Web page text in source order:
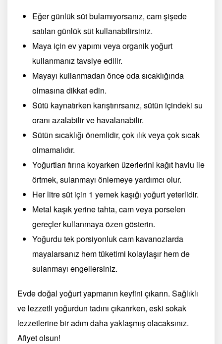
Eğer günlük süt bulamıyorsanız, cam şişede
satılan günlük süt kullanabilirsiniz.
Maya için ev yapımı veya organik yoğurt
kullanmanız tavsiye edilir.
Mayayı kullanmadan önce oda sıcaklığında
olmasına dikkat edin.
Sütü kaynatırken karıştırırsanız, sütün içindeki su
oranı azalabilir ve havalanabilir.
Sütün sıcaklığı önemlidir, çok ılık veya çok sıcak
olmamalıdır.
Yoğurtları fırına koyarken üzerlerini kağıt havlu ile
örtmek, sulanmayı önlemeye yardımcı olur.
Her litre süt için 1 yemek kaşığı yoğurt yeterlidir.
Metal kaşık yerine tahta, cam veya porselen
gereçler kullanmaya özen gösterin.
Yoğurdu tek porsiyonluk cam kavanozlarda
mayalarsanız hem tüketimi kolaylaşır hem de
sulanmayı engellersiniz.
Evde doğal yoğurt yapmanın keyfini çıkarın. Sağlıklı
ve lezzetli yoğurdun tadını çıkarırken, eski sokak
lezzetlerine bir adım daha yaklaşmış olacaksınız.
Afiyet olsun!